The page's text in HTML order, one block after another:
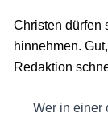
Christen dürfen
hinnehmen.
Redaktion
Wer in einer